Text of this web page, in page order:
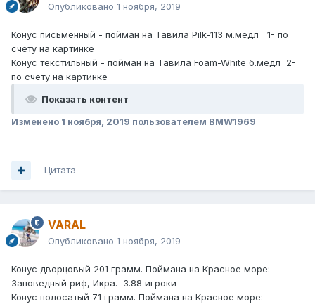
Опубликовано 1 ноября, 2019
Конус письменный - пойман на Тавила Pilk-113 м.медл 1- по
счёту на картинке
Конус текстильный - пойман на Тавила Foam-White б.медл 2-
по счёту на картинке
Показать контент
Изменено 1 ноября, 2019 пользователем BMW1969
Цитата
VARAL
Опубликовано 1 ноября, 2019
Конус дворцовый 201 грамм. Поймана на Красное море:
Заповедный риф, Икра. 3.88 игроки
Конус полосатый 71 грамм. Поймана на Красное море: